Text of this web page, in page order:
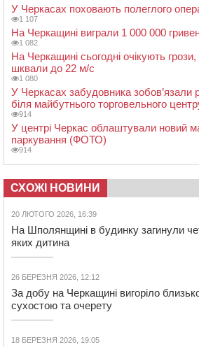
У Черкасах поховають полеглого
1 107
На Черкащині виграли 1 000 000
1 082
На Черкащині сьогодні очікують
шквали до 22 м/с
1 080
У Черкасах забудовника зобов’язали
біля майбутнього торговельного
914
У центрі Черкас облаштували новий
паркування (ФОТО)
914
СХОЖІ НОВИНИ
20 ЛЮТОГО 2026, 16:39
На Шполянщині в будинку загинули
яких дитина
26 БЕРЕЗНЯ 2026, 12:12
За добу на Черкащині вигоріло
сухостою та очерету
18 БЕРЕЗНЯ 2026, 19:05